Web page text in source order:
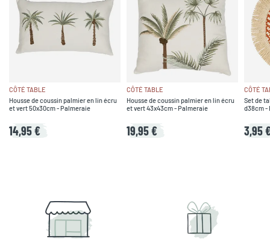
CÔTÉ TABLE
Housse de coussin palmier en lin écru
et vert 50x30cm - Palmeraie
14,95 €
CÔTÉ TABLE
Housse de coussin palmier en lin écru
et vert 43x43cm - Palmeraie
19,95 €
CÔTÉ
Set de
d38cm -
3,95